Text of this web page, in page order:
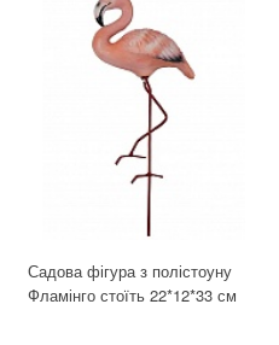
Садова фігура з полістоуну
Фламінго стоїть 22*12*33 см